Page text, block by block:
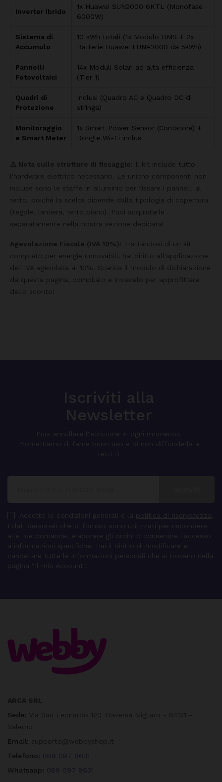
Inverter Ibrido
1x Huawei SUN2000 6KTL (Monofase
6000W)
Sistema di
Accumulo
10 kWh totali (1x Modulo BMS + 2x
Batterie Huawei LUNA2000 da 5kWh)
Pannelli
Fotovoltaici
14x Moduli Solari ad alta efficienza
(Tier 1)
Quadri di
Protezione
Inclusi (Quadro AC e Quadro DC di
stringa)
Monitoraggio
e Smart Meter
1x Smart Power Sensor (Contatore) +
Dongle Wi-Fi inclusi
⚠️ Nota sulle strutture di fissaggio:
Il kit include tutto
l'hardware elettrico necessario. Le uniche componenti non
incluse sono le staffe in alluminio per fissare i pannelli al
tetto, poiché la scelta dipende dalla tipologia di copertura
(tegole, lamiera, tetto piano). Puoi acquistarle
separatamente nella nostra sezione dedicata!
Agevolazione Fiscale (IVA 10%):
Trattandosi di un kit
completo per energie rinnovabili, hai diritto all'applicazione
dell'IVA agevolata al 10%. Scarica il modulo di dichiarazione
da questa pagina, compilalo e inviacelo per approfittare
dello sconto!
Iscriviti alla
Newsletter
Puoi annullare l'iscrizione in ogni momento.
Promettiamo di farne buon uso e di non diffonderla a
terzi :)
Accetto le condizioni generali e la politica di riservatezza
I dati personali che ci fornisci sono utilizzati per rispondere
alle tue domande, elaborare gli ordini o consentire l'accesso
a informazioni specifiche. Hai il diritto di modificare e
cancellare tutte le informazioni personali che si trovano nella
pagina "Il mio Account".
Sede:
Email:
Telefono: 089 097 8631
Whatsapp: 089 097 8631